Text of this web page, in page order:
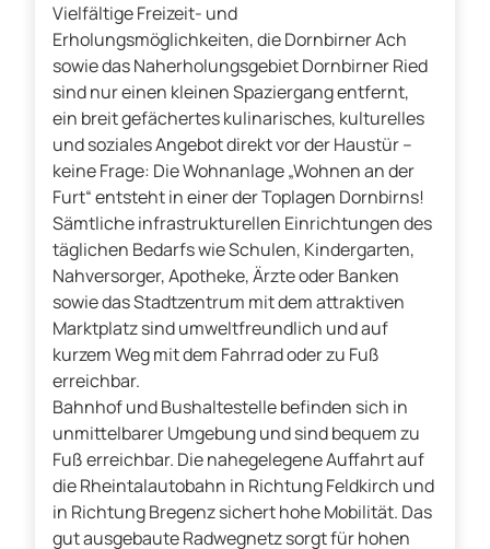
Vielfältige Freizeit- und
Erholungsmöglichkeiten, die Dornbirner Ach
sowie das Naherholungsgebiet Dornbirner Ried
sind nur einen kleinen Spaziergang entfernt,
ein breit gefächertes kulinarisches, kulturelles
und soziales Angebot direkt vor der Haustür –
keine Frage: Die Wohnanlage „Wohnen an der
Furt“ entsteht in einer der Toplagen Dornbirns!
Sämtliche infrastrukturellen Einrichtungen des
täglichen Bedarfs wie Schulen, Kindergarten,
Nahversorger, Apotheke, Ärzte oder Banken
sowie das Stadtzentrum mit dem attraktiven
Marktplatz sind umweltfreundlich und auf
kurzem Weg mit dem Fahrrad oder zu Fuß
erreichbar.
Bahnhof und Bushaltestelle befinden sich in
unmittelbarer Umgebung und sind bequem zu
Fuß erreichbar. Die nahegelegene Auffahrt auf
die Rheintalautobahn in Richtung Feldkirch und
in Richtung Bregenz sichert hohe Mobilität. Das
gut ausgebaute Radwegnetz sorgt für hohen